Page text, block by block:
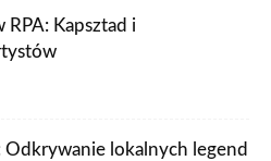
Kapsztad i
lokalnych legend